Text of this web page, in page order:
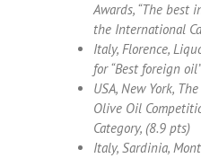
Awards, “The best
the International
Italy, Florence,
for “Best foreign oil”
USA, New York,
Olive Oil
Category, (8.9 pts)
Italy, Sardinia,